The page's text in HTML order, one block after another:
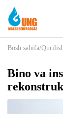
Bosh sahifa/
Bino va